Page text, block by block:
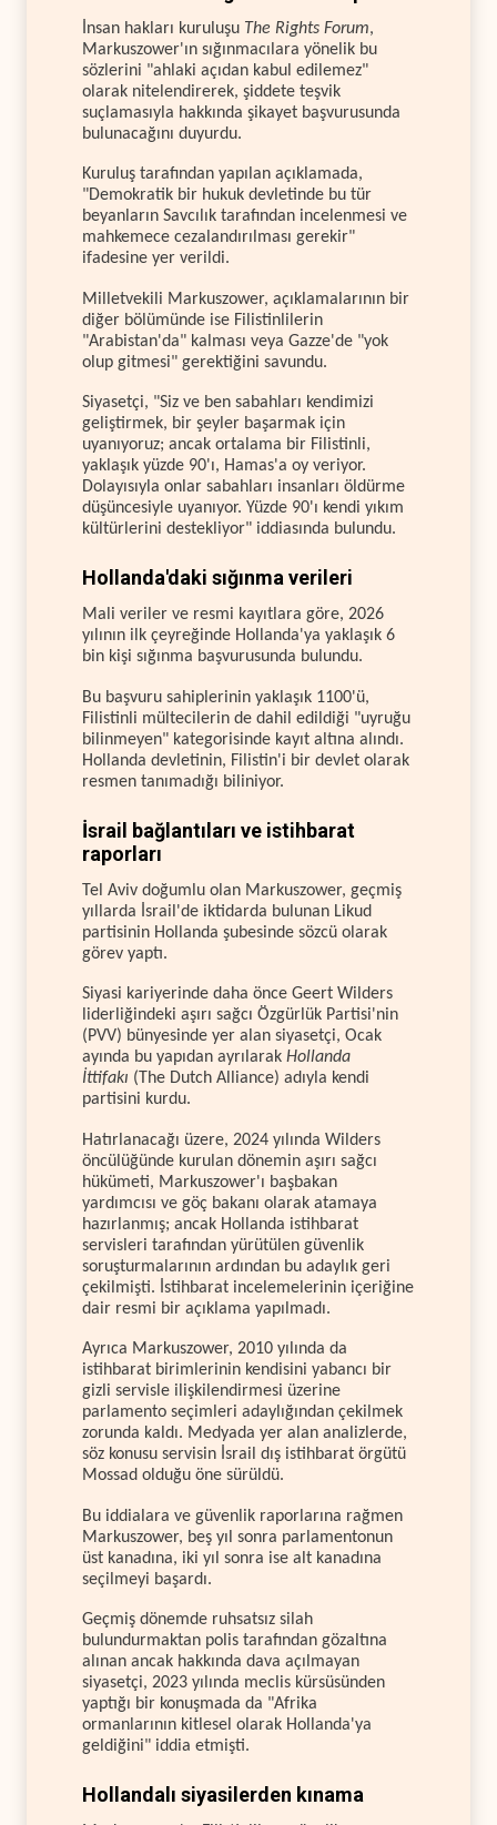
İnsan hakları kuruluşu The Rights Forum,
Markuszower'ın sığınmacılara yönelik bu
sözlerini "ahlaki açıdan kabul edilemez"
olarak nitelendirerek, şiddete teşvik
suçlamasıyla hakkında şikayet başvurusunda
bulunacağını duyurdu.
Kuruluş tarafından yapılan açıklamada,
"Demokratik bir hukuk devletinde bu tür
beyanların Savcılık tarafından incelenmesi ve
mahkemece cezalandırılması gerekir"
ifadesine yer verildi.
Milletvekili Markuszower, açıklamalarının bir
diğer bölümünde ise Filistinlilerin
"Arabistan'da" kalması veya Gazze'de "yok
olup gitmesi" gerektiğini savundu.
Siyasetçi, "Siz ve ben sabahları kendimizi
geliştirmek, bir şeyler başarmak için
uyanıyoruz; ancak ortalama bir Filistinli,
yaklaşık yüzde 90'ı, Hamas'a oy veriyor.
Dolayısıyla onlar sabahları insanları öldürme
düşüncesiyle uyanıyor. Yüzde 90'ı kendi yıkım
kültürlerini destekliyor" iddiasında bulundu.
Hollanda'daki sığınma verileri
Mali veriler ve resmi kayıtlara göre, 2026
yılının ilk çeyreğinde Hollanda'ya yaklaşık 6
bin kişi sığınma başvurusunda bulundu.
Bu başvuru sahiplerinin yaklaşık 1100'ü,
Filistinli mültecilerin de dahil edildiği "uyruğu
bilinmeyen" kategorisinde kayıt altına alındı.
Hollanda devletinin, Filistin'i bir devlet olarak
resmen tanımadığı biliniyor.
İsrail bağlantıları ve istihbarat
raporları
Tel Aviv doğumlu olan Markuszower, geçmiş
yıllarda İsrail'de iktidarda bulunan Likud
partisinin Hollanda şubesinde sözcü olarak
görev yaptı.
Siyasi kariyerinde daha önce Geert Wilders
liderliğindeki aşırı sağcı Özgürlük Partisi'nin
(PVV) bünyesinde yer alan siyasetçi, Ocak
ayında bu yapıdan ayrılarak Hollanda
İttifakı (The Dutch Alliance) adıyla kendi
partisini kurdu.
Hatırlanacağı üzere, 2024 yılında Wilders
öncülüğünde kurulan dönemin aşırı sağcı
hükümeti, Markuszower'ı başbakan
yardımcısı ve göç bakanı olarak atamaya
hazırlanmış; ancak Hollanda istihbarat
servisleri tarafından yürütülen güvenlik
soruşturmalarının ardından bu adaylık geri
çekilmişti. İstihbarat incelemelerinin içeriğine
dair resmi bir açıklama yapılmadı.
Ayrıca Markuszower, 2010 yılında da
istihbarat birimlerinin kendisini yabancı bir
gizli servisle ilişkilendirmesi üzerine
parlamento seçimleri adaylığından çekilmek
zorunda kaldı. Medyada yer alan analizlerde,
söz konusu servisin İsrail dış istihbarat örgütü
Mossad olduğu öne sürüldü.
Bu iddialara ve güvenlik raporlarına rağmen
Markuszower, beş yıl sonra parlamentonun
üst kanadına, iki yıl sonra ise alt kanadına
seçilmeyi başardı.
Geçmiş dönemde ruhsatsız silah
bulundurmaktan polis tarafından gözaltına
alınan ancak hakkında dava açılmayan
siyasetçi, 2023 yılında meclis kürsüsünden
yaptığı bir konuşmada da "Afrika
ormanlarının kitlesel olarak Hollanda'ya
geldiğini" iddia etmişti.
Hollandalı siyasilerden kınama